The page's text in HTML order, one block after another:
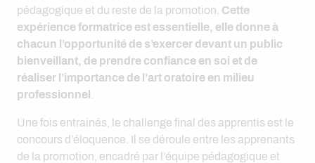
pédagogique et du reste de la promotion. Cette
expérience formatrice est essentielle, elle donne à
chacun l’opportunité de s’exercer devant un public
bienveillant, de prendre confiance en soi et de
réaliser l’importance de l’art oratoire en milieu
professionnel
Une fois entrainés, le challenge final des apprentis est le
concours d’éloquence. Il se déroule entre les apprenants
de la promotion, encadré par l’équipe pédagogique et